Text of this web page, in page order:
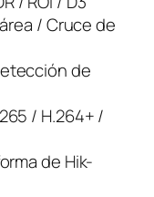
/ Cruce de
de
/ H.264+ /
de Hik-